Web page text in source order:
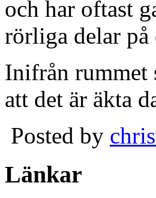
och har oftast
rörliga delar
Inifrån rummet
att det är äkta
Posted by
Länkar